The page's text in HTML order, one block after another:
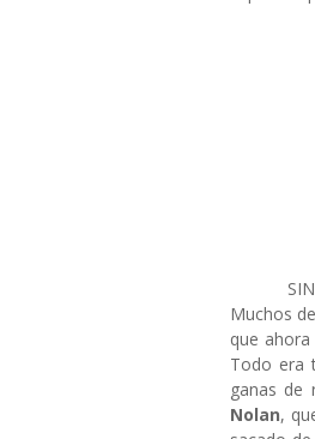
Muchos
que ahora
Todo era
ganas de
Nolan,